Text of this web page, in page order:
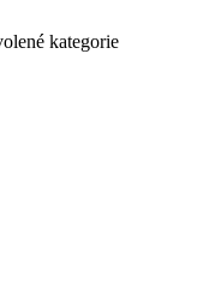
kategorie